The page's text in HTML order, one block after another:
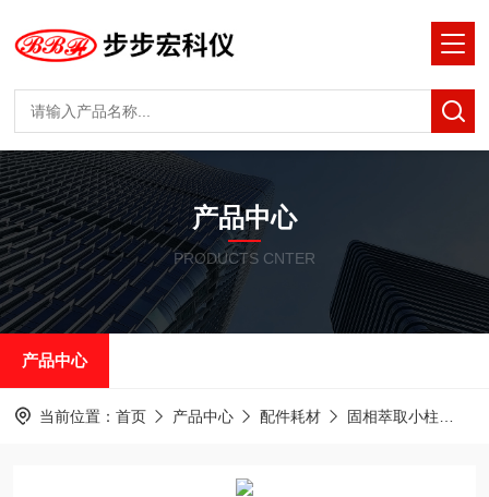
产品中心
PRODUCTS CNTER
产品中心
当前位置： 首页 产品中心 配件耗材 固相萃取小柱